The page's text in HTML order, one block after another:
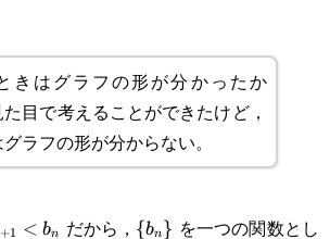
きはグラフの形が分かったか
た目で考えることができたけど，
ラフの形が分からない。
+1 < bn だから， \
{bn} を一つの関数とし